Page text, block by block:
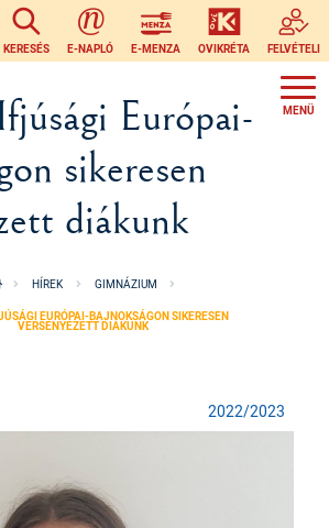
KERESÉS E-NAPLÓ E-MENZA OVIKRÉTA FELVÉTELI
Európai-
sikeresen
diákunk
HÍREK GIMNÁZIUM
EURÓPAI-BAJNOKSÁGON SIKERESEN
VERSENYEZETT DIÁKUNK
2022/2023